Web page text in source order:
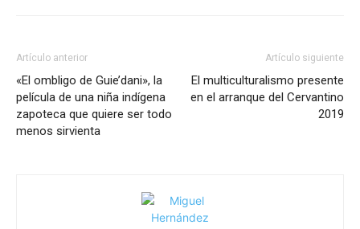
Artículo anterior
«El ombligo de Guie’dani», la
película de una niña indígena
zapoteca que quiere ser todo
menos sirvienta
Artículo siguiente
El multiculturalismo presente
en el arranque del Cervantino
2019